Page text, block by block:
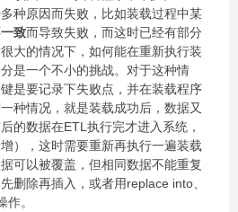
种原因而失败，比如装载过程中某
致而导致失败，而这时已经有部分
大的情况下，如何能在重新执行装
是一个不小的挑战。对于这种情
是要记录下失败点，并在装载程序
种情况，就是装载成功后，数据又
的数据在ETL执行完才进入系统，
），这时需要重新再执行一遍装载
可以被覆盖，但相同数据不能重复
删除再插入，或者用replace into、
。